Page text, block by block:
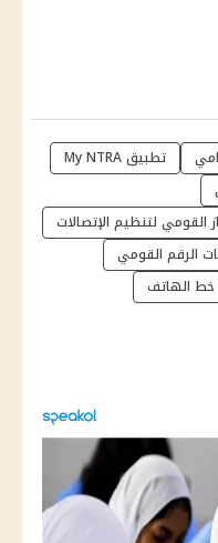
تطبيق My NTRA
القومي لتنظيم الإتصالات
الرقم القومي
خط الهاتف